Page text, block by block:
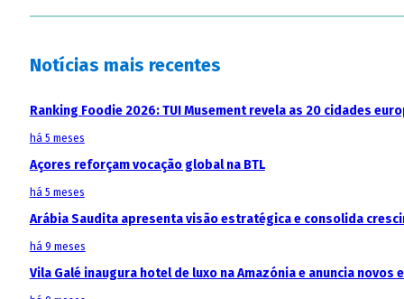
Notícias mais recentes
Ranking Foodie 2026: TUI Musement revela as 20 cidades
há 5 meses
Açores reforçam vocação global na BTL
há 5 meses
Arábia Saudita apresenta visão estratégica e consolida
há 9 meses
Vila Galé inaugura hotel de luxo na Amazónia e anuncia